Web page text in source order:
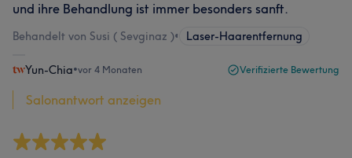
und ihre Behandlung ist immer besonders sanft.
Behandelt von Susi ( Sevginaz )• Laser-Haarentfernung
Yun-Chia•vor 4 Monaten Verifizierte Bewertung
Salonantwort anzeigen